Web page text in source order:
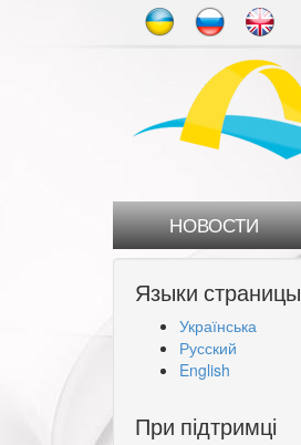
НОВОСТИ
Языки страницы
Українська
Русский
English
При підтримці